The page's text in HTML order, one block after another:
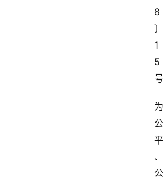
8
〕
1
5
号
为
公
平
、
公